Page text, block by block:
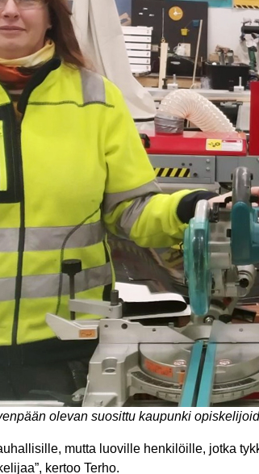
olevan suosittu kaupunki
mutta luoville henkilöille, jotka
kertoo Terho.